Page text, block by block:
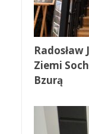
Ziemi
Bzurą